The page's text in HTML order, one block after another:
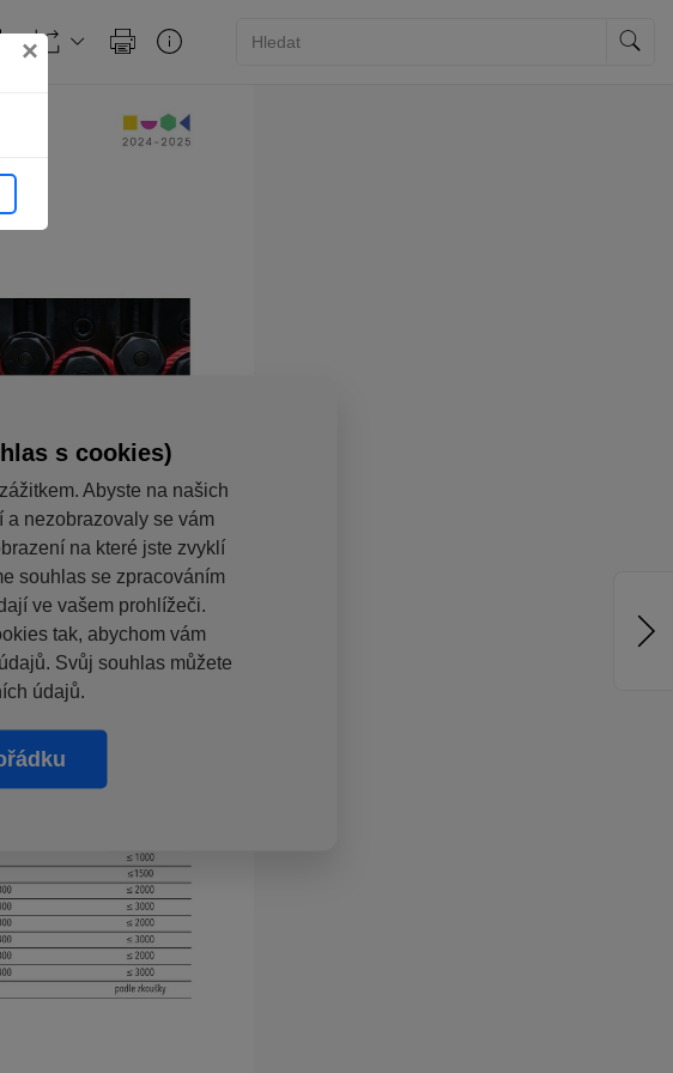
×
s cookies)
Abyste na našich
nezobrazovaly se vám
na které jste zvyklí
souhlas se zpracováním
ve vašem prohlížeči.
tak, abychom vám
Svůj souhlas můžete
údajů.